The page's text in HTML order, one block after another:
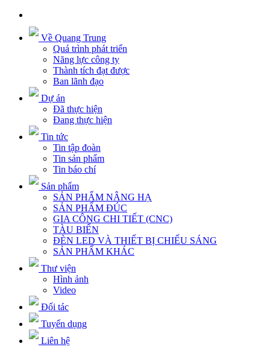
Về Quang Trung
Quá trình phát triển
Năng lực công ty
Thành tích đạt được
Ban lãnh đạo
Dự án
Đã thực hiện
Đang thực hiện
Tin tức
Tin tập đoàn
Tin sản phẩm
Tin báo chí
Sản phẩm
SẢN PHẨM NÂNG HẠ
SẢN PHẨM ĐÚC
GIA CÔNG CHI TIẾT (CNC)
TÀU BIỂN
ĐÈN LED VÀ THIẾT BỊ CHIẾU SÁNG
SẢN PHẨM KHÁC
Thư viện
Hình ảnh
Video
Đối tác
Tuyển dụng
Liên hệ